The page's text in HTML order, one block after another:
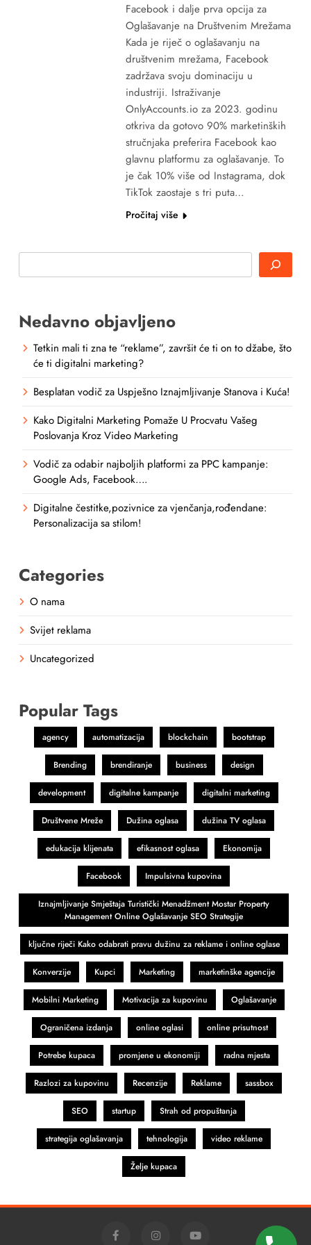
Facebook i dalje prva opcija za
Oglašavanje na Društvenim Mrežama
Kada je riječ o oglašavanju na
društvenim mrežama, Facebook
zadržava svoju dominaciju u
industriji. Istraživanje
OnlyAccounts.io za 2023. godinu
otkriva da gotovo 90% marketinških
stručnjaka preferira Facebook kao
glavnu platformu za oglašavanje. To
je čak 10% više od Instagrama, dok
TikTok zaostaje s tri puta…
Pročitaj više
Nedavno objavljeno
Tetkin mali ti zna te “reklame”, završit će ti on to džabe, što
će ti digitalni marketing?
Besplatan vodič za Uspješno Iznajmljivanje Stanova i Kuća!
Kako Digitalni Marketing Pomaže U Procvatu Vašeg
Poslovanja Kroz Video Marketing
Vodič za odabir najboljih platformi za PPC kampanje:
Google Ads, Facebook….
Digitalne čestitke,pozivnice za vjenčanja,rođendane:
Personalizacija sa stilom!
Categories
O nama
Svijet reklama
Uncategorized
Popular Tags
agency automatizacija blockchain bootstrap
Brending brendiranje business design
development digitalne kampanje digitalni marketing
Društvene Mreže Dužina oglasa dužina TV oglasa
edukacija klijenata efikasnost oglasa Ekonomija
Facebook Impulsivna kupovina
Iznajmljivanje Smještaja Turistički Menadžment Mostar Property
Management Online Oglašavanje SEO Strategije
ključne riječi Kako odabrati pravu dužinu za reklame i online oglase
Konverzije Kupci Marketing marketinške agencije
Mobilni Marketing Motivacija za kupovinu Oglašavanje
Ograničena izdanja online oglasi online prisutnost
Potrebe kupaca promjene u ekonomiji radna mjesta
Razlozi za kupovinu Recenzije Reklame sassbox
SEO startup Strah od propuštanja
strategija oglašavanja tehnologija video reklame
Želje kupaca